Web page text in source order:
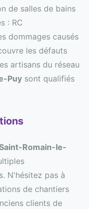
de salles de bains
: RC
dommages causés
les défauts
artisans du réseau
Puy sont qualifiés
Romain-le-
N'hésitez pas à
de chantiers
clients de